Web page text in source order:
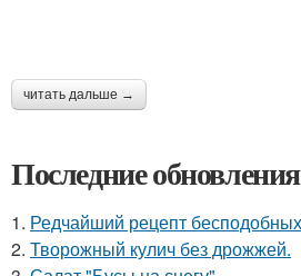
читать дальше →
Последние
1. Редчайший рецепт бесподобных
2. Творожный кулич без дрожжей.